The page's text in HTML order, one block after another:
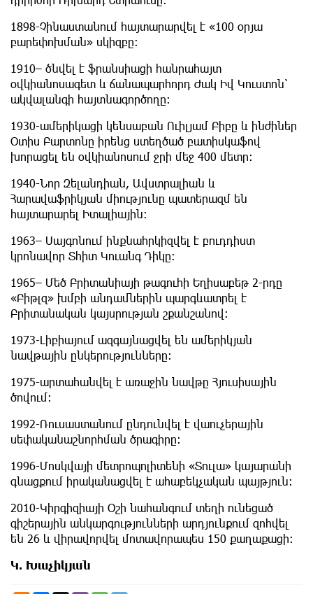
1898-Չինաստանում հայտարարվել է «100 օրյա
բարեփոխման» սկիզբը:
1910– ծնվել է ֆրանսիացի հանրահայտ
օվկիանոսագետ և ճանապարհորդ Ժակ Իվ Կուստոն՝
ակվալանգի հայտնագործողը:
1930-ամերիկացի կենսաբան Ուիլյամ Բիբը և ինժիներ
Օտիս Բարտոնը իրենց ստեղծած բատիսկաֆով
խորացել են օվկիանոսում ջրի մեջ 400 մետր:
1940-Նոր Զելանդիան, Ավստրալիան և
Հարավաֆրիկյան միությունը պատերազմ են
հայտարարել Իտալիային:
1963– Սայգոնում ինքնահրկիզվել է բուդդիստ
կրոնավոր Տհիտ Կուանգ Դիկը:
1965– Մեծ Բրիտանիայի թագուհի Եղիսաբեթ 2-րդը
«Բիթլզ» խմբի անդամներին պարգևատրել է
Բրիտանական կայսրության շքանշանով:
1973-Լիբիայում ազգայնացվել են ամերիկյան
նավթային ընկերությունները:
1975-արտահանվել է առաջին նավթը Հյուսիսային
ծովում:
1992-Ռուսաստանում ընդունվել է վաուչերային
սեփականաշնորհման ծրագիրը:
1996-Մոսկվայի մետրոպոլիտենի «Տուլա» կայարանի
գնացքում իրականացվել է ահաբեկչական պայթյուն:
2010-Կիրգիզիայի Օշի նահանգում տեղի ունեցած
գիշերային անկարգությունների արդյունքում զոհվել
են 26 և վիրավորվել մոտավորապես 150 քաղաքացի:
Կ. Խաչիկյան